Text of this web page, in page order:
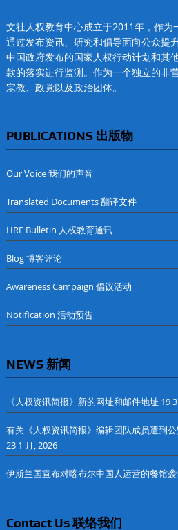
文社人权教育中心成立于2011年，作为
通过发布资讯、研究和倡导面向公众提
中国政府发布的国家人权行动计划和其
款的落实进行监测。作为一个独立的非
宗教、政党以及政治团体。
PUBLICATIONS 出版物
Our Voice 我们的声音
Translated Documents 翻译文件
HRE Bulletin 人权教育通讯
Blog 博客评论
Awareness Campaign 倡议活动
Notification 活动预告
NEWS 新闻
《人权资讯简报》新的网址和邮件地址 19
有关《人权资讯简报》编辑团队成员遭到
23 1 月, 2026
伊斯兰国宣布对喀布尔中国人运营的餐馆
Contact Us 联络我们